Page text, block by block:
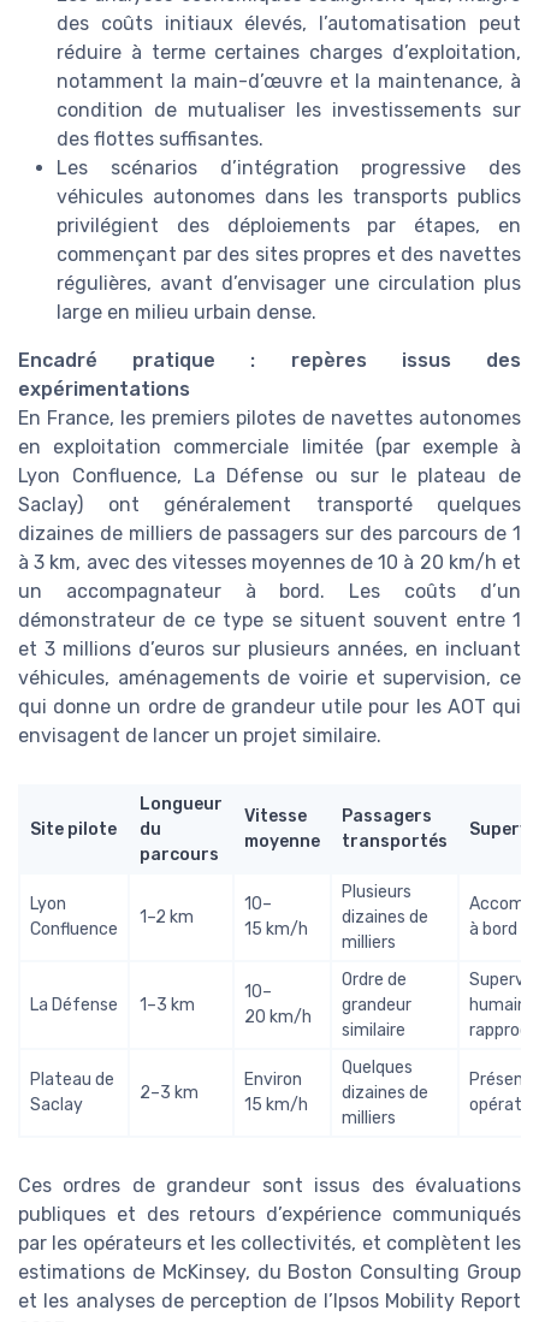
des coûts initiaux élevés, l’automatisation peut
réduire à terme certaines charges d’exploitation,
notamment la main-d’œuvre et la maintenance, à
condition de mutualiser les investissements sur
des flottes suffisantes.
Les scénarios d’intégration progressive des
véhicules autonomes dans les transports publics
privilégient des déploiements par étapes, en
commençant par des sites propres et des navettes
régulières, avant d’envisager une circulation plus
large en milieu urbain dense.
Encadré pratique : repères issus des
expérimentations
En France, les premiers pilotes de navettes autonomes
en exploitation commerciale limitée (par exemple à
Lyon Confluence, La Défense ou sur le plateau de
Saclay) ont généralement transporté quelques
dizaines de milliers de passagers sur des parcours de 1
à 3 km, avec des vitesses moyennes de 10 à 20 km/h et
un accompagnateur à bord. Les coûts d’un
démonstrateur de ce type se situent souvent entre 1
et 3 millions d’euros sur plusieurs années, en incluant
véhicules, aménagements de voirie et supervision, ce
qui donne un ordre de grandeur utile pour les AOT qui
envisagent de lancer un projet similaire.
Site pilote
Longueur
du
parcours
Vitesse
moyenne
Passagers
transportés
Lyon
Confluence
1–2 km
10–
15 km/h
Plusieurs
dizaines de
milliers
à bord
La Défense 1–3 km
10–
20 km/h
Ordre de
grandeur
similaire
humaine
Plateau de
Saclay
2–3 km
Environ
15 km/h
Quelques
dizaines de
milliers
Ces ordres de grandeur sont issus des évaluations
publiques et des retours d’expérience communiqués
par les opérateurs et les collectivités, et complètent les
estimations de McKinsey, du Boston Consulting Group
et les analyses de perception de l’Ipsos Mobility Report